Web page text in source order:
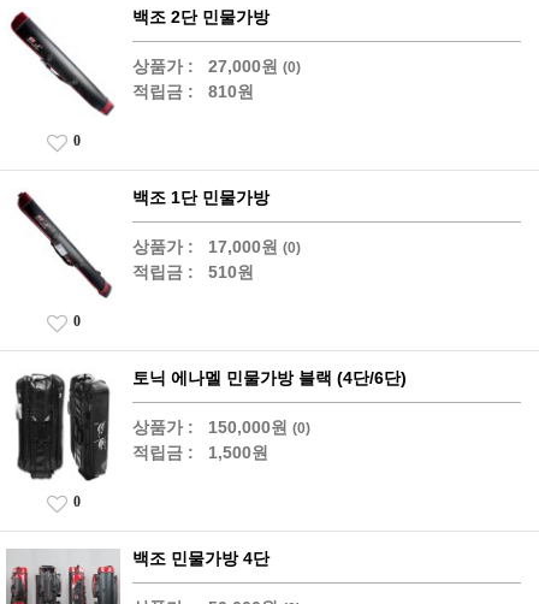
백조 2단 민물가방
상품가 : 27,000원 (0)
적립금 : 810원
0
백조 1단 민물가방
상품가 : 17,000원 (0)
적립금 : 510원
0
토닉 에나멜 민물가방 블랙 (4단/6단)
상품가 : 150,000원 (0)
적립금 : 1,500원
0
백조 민물가방 4단